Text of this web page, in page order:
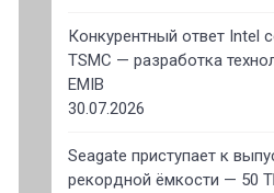
Конкурентный ответ Intel
TSMC — разработка
EMIB
30.07.2026
Seagate приступает к
рекордной ёмкости — 50